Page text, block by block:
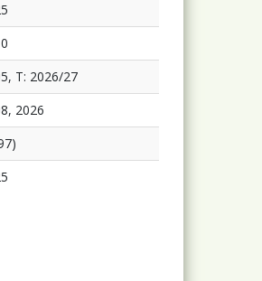
T: 2026/27
2026